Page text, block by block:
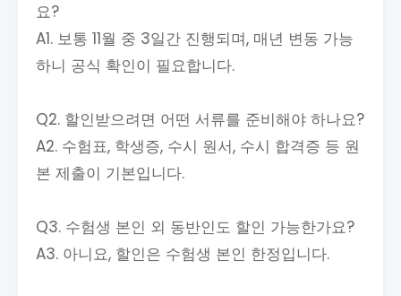
요?
A1. 보통 11월 중 3일간 진행되며, 매년 변동 가능
하니 공식 확인이 필요합니다.
Q2. 할인받으려면 어떤 서류를 준비해야 하나요?
A2. 수험표, 학생증, 수시 원서, 수시 합격증 등 원
본 제출이 기본입니다.
Q3. 수험생 본인 외 동반인도 할인 가능한가요?
A3. 아니요, 할인은 수험생 본인 한정입니다.